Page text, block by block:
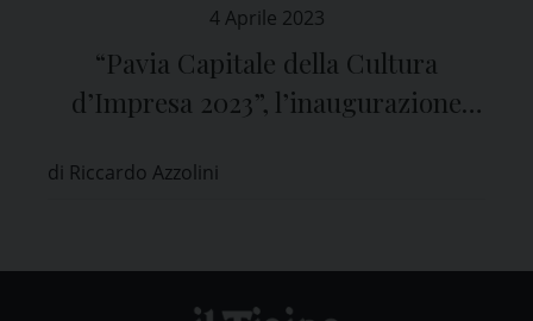
4 Aprile 2023
“Pavia Capitale della Cultura
d’Impresa 2023”, l’inaugurazione
di Riccardo Azzolini